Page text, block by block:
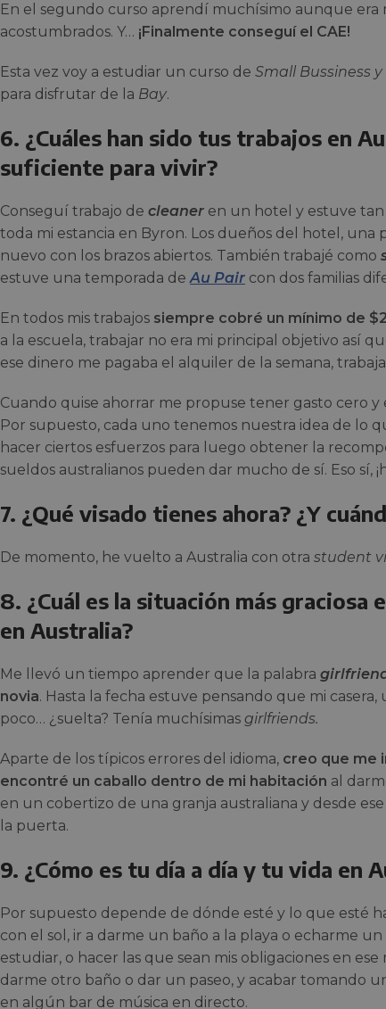
En el segundo curso aprendí muchísimo aunque era
acostumbrados. Y… ¡Finalmente conseguí el CAE!
Esta vez voy a estudiar un curso de Small Bussiness
para disfrutar de la Bay.
6. ¿Cuáles han sido tus trabajos en
suficiente para vivir?
Conseguí trabajo de cleaner en un hotel y estuve
toda mi estancia en Byron. Los dueños del hotel, una
nuevo con los brazos abiertos. También trabajé como
estuve una temporada deAu Pair con dos familias
En todos mis trabajos siempre cobré un mínimo de
a la escuela, trabajar no era mi principal objetivo así
ese dinero me pagaba el alquiler de la semana,
Cuando quise ahorrar me propuse tener gasto cero y
Por supuesto, cada uno tenemos nuestra idea de lo
hacer ciertos esfuerzos para luego obtener la
sueldos australianos pueden dar mucho de sí. Eso sí,
7. ¿Qué visado tienes ahora? ¿Y
De momento, he vuelto a Australia con otra student
8. ¿Cuál es la situación más graciosa
en Australia?
Me llevó un tiempo aprender que la palabra
novia. Hasta la fecha estuve pensando que mi
poco… ¿suelta? Tenía muchísimas girlfriends.
Aparte de los típicos errores del idioma, creo que me
encontré un caballo dentro de mi habitación al
en un cobertizo de una granja australiana y desde
la puerta.
9. ¿Cómo es tu día a día y tu vida en
Por supuesto depende de dónde esté y lo que esté
con el sol, ir a darme un baño a la playa o echarme
estudiar, o hacer las que sean mis obligaciones en
darme otro baño o dar un paseo, y acabar tomando
en algún bar de música en directo.